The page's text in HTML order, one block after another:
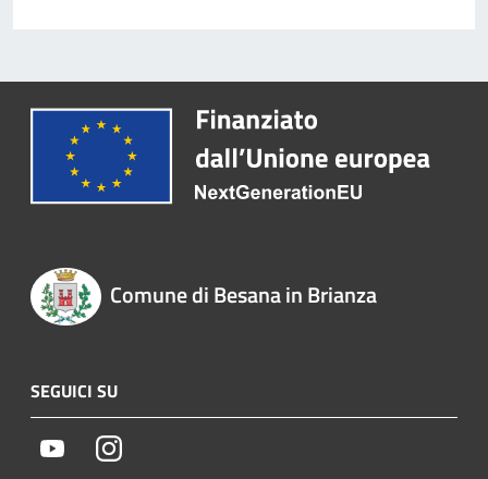
Comune di Besana in Brianza
SEGUICI SU
YoutubeInstagram